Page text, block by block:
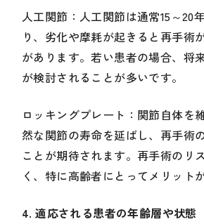
人工関節：人工関節は通常15～20
り、劣化や摩耗が起きると再手術
があります。若い患者の場合、将
が検討されることが多いです。
ロッキングプレート：関節自体を
然な関節の寿命を延ばし、再手術
ことが期待されます。再手術のリ
く、特に高齢者にとってメリット
4. 適応される患者の年齢層や状態